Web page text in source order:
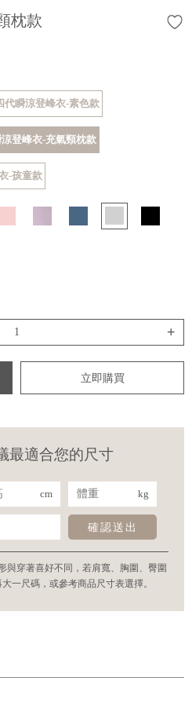
枕款
代瞬涼登峰衣-素色款
登峰衣-充氣頸枕款
-孩童款
+
立即購買
最適合您的尺寸
cm kg
確認送出
與穿著喜好不同，若肩寬、胸圍、臀圍
一尺碼，或參考商品尺寸表選擇。